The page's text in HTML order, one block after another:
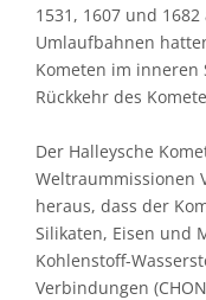
1531, 1607 und
Umlaufbahnen
Kometen im inneren
Rückkehr des
Der Halleysche
Weltraummissionen
heraus, dass der
Silikaten, Eisen und
Kohlenstoff-
Verbindungen